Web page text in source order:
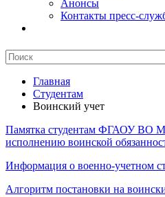
Анонсы
Контакты пресс-
Главная
Студентам
Воинский учет
Памятка студентам ФГАОУ
исполнению воинской
Информация о военно-учетном
Алгоритм постановки на